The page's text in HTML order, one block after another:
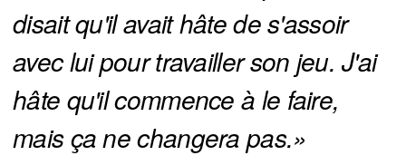
disait qu'il avait hâte de s'assoir
avec lui pour travailler son jeu. J'ai
hâte qu'il commence à le faire,
mais ça ne changera pas.»